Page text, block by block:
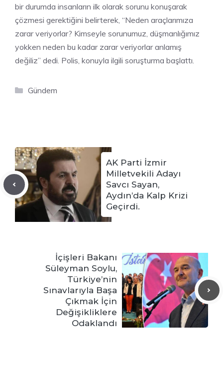
bir durumda insanların ilk olarak sorunu konuşarak
çözmesi gerektiğini belirterek, “Neden araçlarımıza
zarar veriyorlar? Kimseyle sorunumuz, düşmanlığımız
yokken neden bu kadar zarar veriyorlar anlamış
değiliz” dedi. Polis, konuyla ilgili soruşturma başlattı.
Kategoriler
Gündem
AK Parti İzmir
Milletvekili Adayı
Savcı Sayan,
Aydın’da Kalp Krizi
Geçirdi.
İçişleri Bakanı
Süleyman Soylu,
Türkiye’nin
Sınavlarıyla Başa
Çıkmak İçin
Değişikliklere
Odaklandı